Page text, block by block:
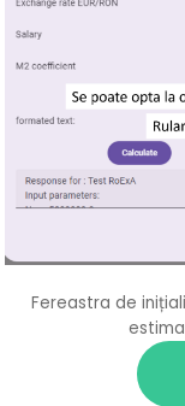
Fereastra de